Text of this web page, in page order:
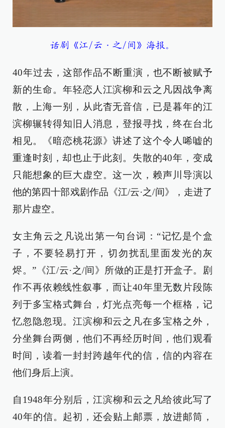
话剧《江/云·之/间》海报。
40年过去，这部作品不断重演，也不断被赋予
新的生命。年轻恋人江滨柳和云之凡因战争离
散，上海一别，从此杳无音信，已是暮年的江
滨柳辗转得知旧人消息，登报寻找，终在台北
相见。《暗恋桃花源》讲述了这个令人唏嘘的
重逢时刻，却也止于此刻。失散的40年，变成
只能想象的巨大虚空。这一次，赖声川导演以
他的第四十部戏剧作品《江/云·之/间》，走进了
那片虚空。
女主角云之凡说出第一句台词：“记忆是个盒
子，不要轻易打开，切勿扰乱里面发光的灰
烬。”《江/云·之/间》所做的正是打开盒子。剧
作不再依赖线性叙事，而让40年里无数片段陈
列于多宝格式舞台，灯光点亮每一个框格，记
忆忽隐忽现。江滨柳和云之凡在多宝格之外，
分坐舞台两侧，他们不再经历时间，他们观看
时间，读着一封封跨越年代的信，信的内容在
他们身后上演。
自1948年分别后，江滨柳和云之凡给彼此写了
40年的信。起初，还会贴上邮票，放进邮筒，